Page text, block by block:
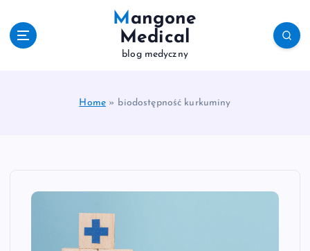
Mangone
Medical
blog medyczny
Home» biodostępność kurkuminy